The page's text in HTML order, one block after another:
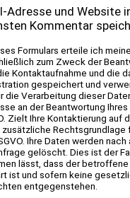
Adresse und Website
Kommentar
Formulars erteile ich
zum Zweck der
Kontaktaufnahme und die
gespeichert und
die Verarbeitung dieser
an der Beantwortung Ihres
Zielt Ihre Kontaktierung auf
Rechtsgrundlage
Ihre Daten werden
gelöscht. Dies ist der
lässt, dass der
ist und sofern keine
entgegenstehen.